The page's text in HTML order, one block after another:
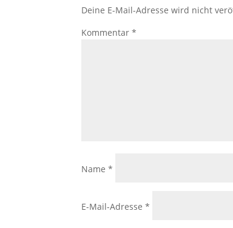
Deine E-Mail-Adresse wird nicht
Kommentar*
Name*
E-Mail-Adresse*